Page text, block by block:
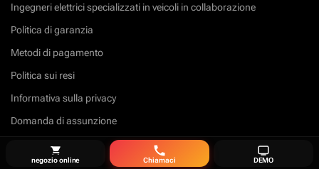
Ingegneri elettrici specializzati in veicoli in collaborazione
Politica di garanzia
Metodi di pagamento
Politica sui resi
Informativa sulla privacy
Domanda di assunzione
negozio online Chiamaci DEMO